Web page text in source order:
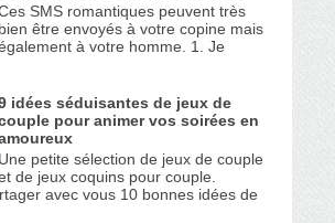
SMS romantiques peuvent très
bien être envoyés à votre copine mais
à votre homme. 1. Je
idées séduisantes de jeux de
pour animer vos soirées en
Une petite sélection de jeux de couple
de jeux coquins pour couple.
avec vous 10 bonnes idées de